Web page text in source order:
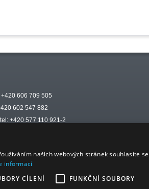
606 709 505
602 547 882
+420 577 110 921-2
našich webových stránek souhlasíte se
informací
CÍLENÍ FUNKČNÍ SOUBORY